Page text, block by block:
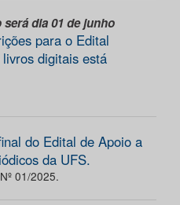
dia 01 de junho
para o Edital
digitais está
do Edital de Apoio a
da UFS.
01/2025.